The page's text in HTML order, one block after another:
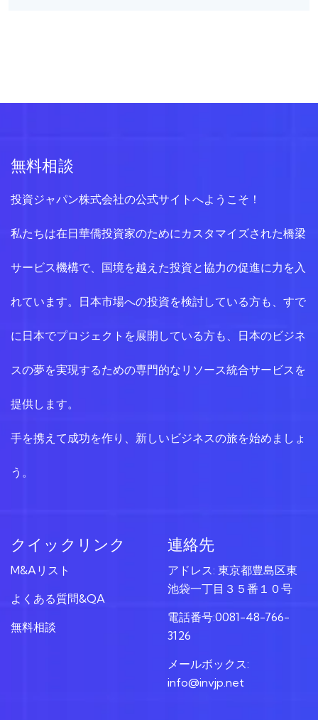
無料相談
投資ジャパン株式会社の公式サイトへようこそ！
私たちは在日華僑投資家のためにカスタマイズされた橋梁
サービス機構で、国境を越えた投資と協力の促進に力を入
れています。日本市場への投資を検討している方も、すで
に日本でプロジェクトを展開している方も、日本のビジネ
スの夢を実現するための専門的なリソース統合サービスを
提供します。
手を携えて成功を作り、新しいビジネスの旅を始めましょ
う。
クイックリンク
M&Aリスト
よくある質問&QA
無料相談
連絡先
アドレス: 東京都豊島区東
池袋一丁目３５番１０号
電話番号:0081-48-766-
3126
メールボックス:
info@invjp.net